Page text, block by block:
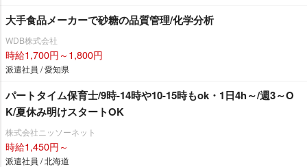
大手食品メーカーで砂糖の品質管理/化学分析
WDB株式会社
時給1,700円～1,800円
派遣社員 / 愛知県
パートタイム保育士/9時-14時や10-15時もok・1日4h～/週3～O
K/夏休み明けスタートOK
株式会社ニッソーネット
時給1,450円～
派遣社員 / 北海道